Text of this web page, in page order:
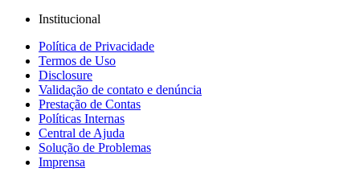
Institucional
Política de Privacidade
Termos de Uso
Disclosure
Validação de contato e denúncia
Prestação de Contas
Políticas Internas
Central de Ajuda
Solução de Problemas
Imprensa